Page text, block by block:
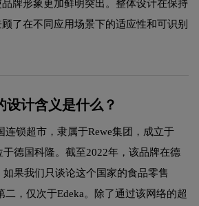
牌形象更加鲜明突出。整体设计在保持
了在不同应用场景下的适应性和可识别
设计含义是什么？
连锁超市，隶属于Rewe集团，成立于
于德国科隆。截至2022年，该品牌在德
如果我们只谈论这个国家的食品零售
二，仅次于Edeka。除了通过该网络的超